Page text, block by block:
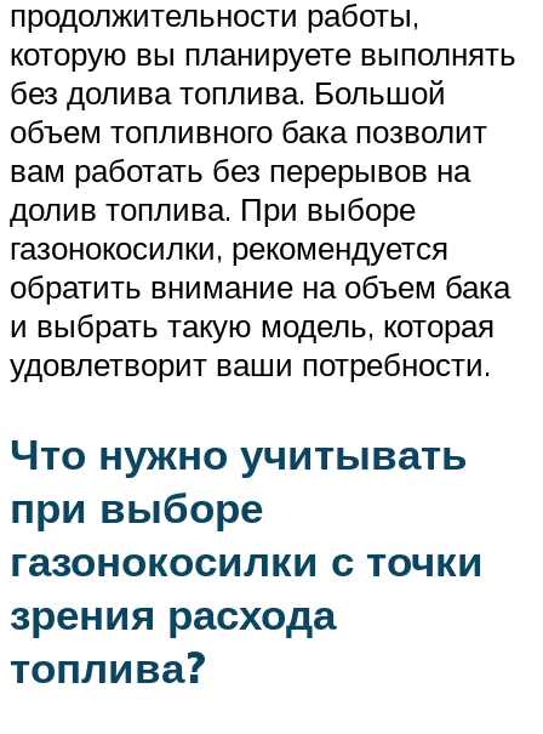
продолжительности работы,
которую вы планируете выполнять
без долива топлива. Большой
объем топливного бака позволит
вам работать без перерывов на
долив топлива. При выборе
газонокосилки, рекомендуется
обратить внимание на объем бака
и выбрать такую модель, которая
удовлетворит ваши потребности.
Что нужно учитывать
при выборе
газонокосилки с точки
зрения расхода
топлива?